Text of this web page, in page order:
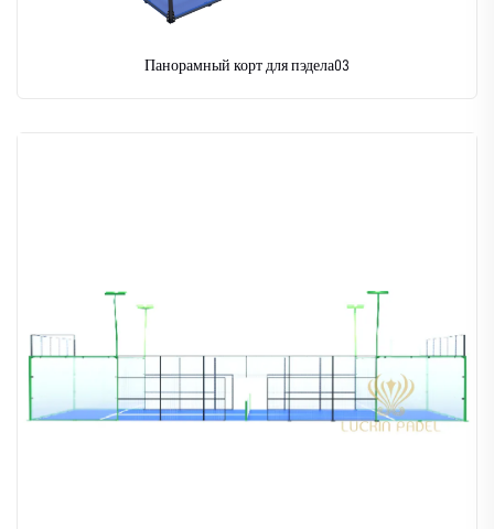
Панорамный корт для пэдела03